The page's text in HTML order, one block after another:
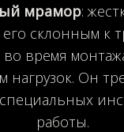
мрамор:
его склонным к
во время
нагрузок. Он
работы.